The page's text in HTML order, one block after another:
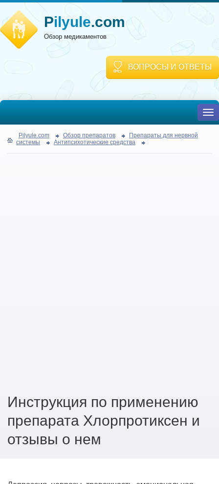
Pilyule.com
Обзор медикаментов
ВОПРОСЫ И ОТВЕТЫ
Pilyule.com Обзор препаратов
Препараты для нервной
системы
Антипсихотические средства
Инструкция по применению
препарата Хлорпротиксен и
отзывы о нем